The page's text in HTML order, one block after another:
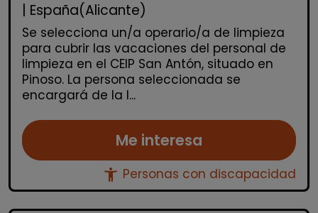
| España(Alicante)
Se selecciona un/a operario/a de limpieza
para cubrir las vacaciones del personal de
limpieza en el CEIP San Antón, situado en
Pinoso. La persona seleccionada se
encargará de la l...
Me interesa
accessibility_new Personas con discapacidad